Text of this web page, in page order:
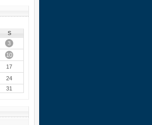
S
3
10
17
24
31